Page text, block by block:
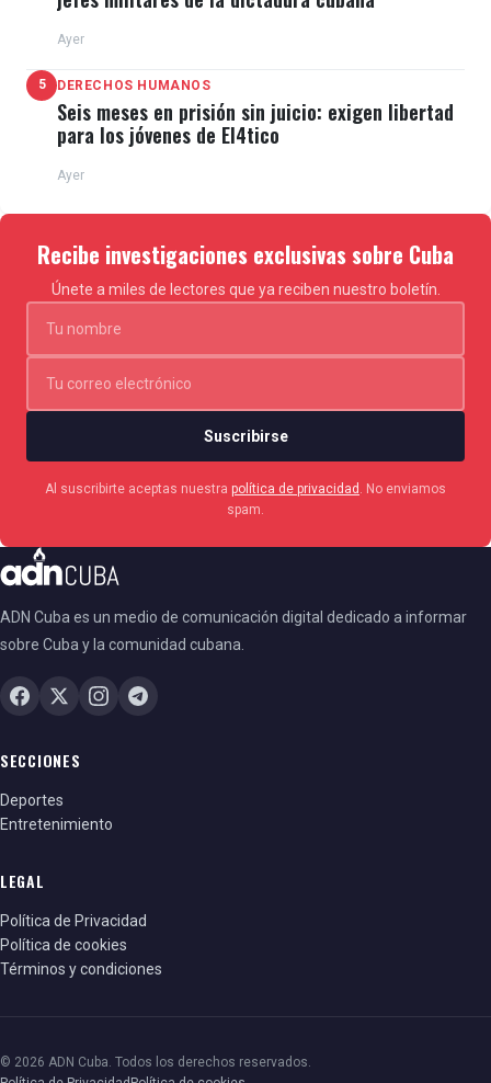
Ayer
5 DERECHOS HUMANOS
Seis meses en prisión sin juicio: exigen libertad
para los jóvenes de El4tico
Ayer
Recibe investigaciones exclusivas sobre Cuba
Únete a miles de lectores que ya reciben nuestro boletín.
Suscribirse
Al suscribirte aceptas nuestra política de privacidad
. No enviamos
spam.
ADN Cuba es un medio de comunicación digital dedicado a informar
sobre Cuba y la comunidad cubana.
SECCIONES
Deportes
Entretenimiento
LEGAL
Política de Privacidad
Política de cookies
Términos y condiciones
© 2026 ADN Cuba. Todos los derechos reservados.